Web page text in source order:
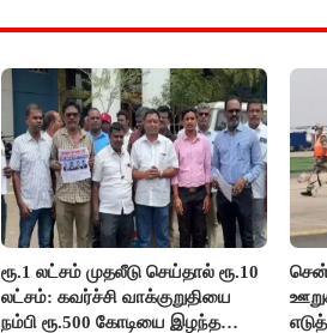
ரூ.1 லட்சம் முதலீடு செய்தால் ரூ.10
லட்சம்: கவர்ச்சி வாக்குறுதியை
நம்பி ரூ.500 கோடியை இழந்த